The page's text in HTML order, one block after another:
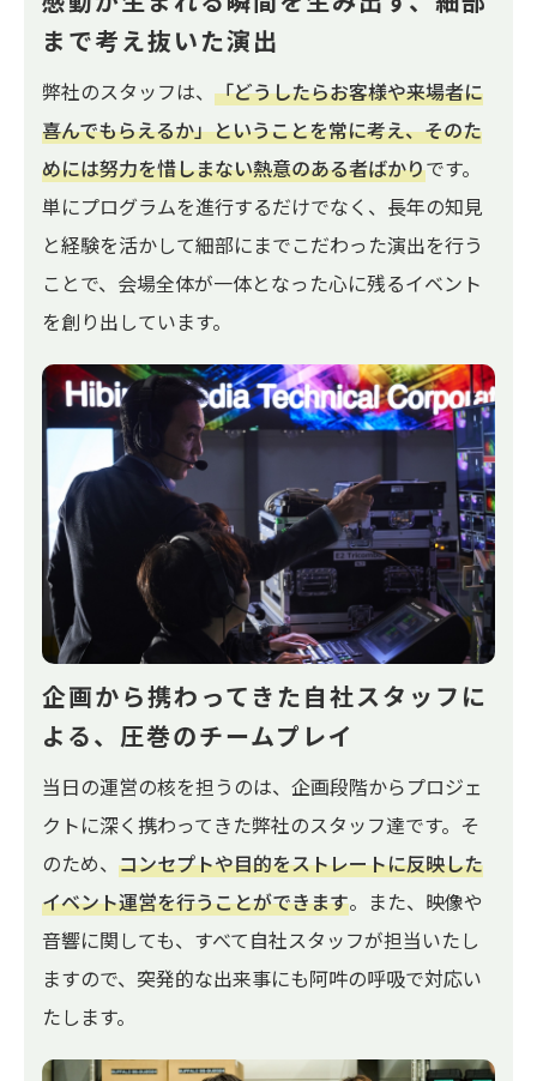
まで考え抜いた演出
弊社のスタッフは、 「どうしたらお客様や来場者に
喜んでもらえるか」ということを常に考え、そのた
めには努力を惜しまない熱意のある者ばかりです。
単にプログラムを進行するだけでなく、長年の知見
と経験を活かして細部にまでこだわった演出を行う
ことで、会場全体が一体となった心に残るイベント
を創り出しています。
企画から携わってきた自社スタッフに
よる、圧巻のチームプレイ
当日の運営の核を担うのは、企画段階からプロジェ
クトに深く携わってきた弊社のスタッフ達です。そ
のため、 コンセプトや目的をストレートに反映した
イベント運営を行うことができます。また、映像や
音響に関しても、すべて自社スタッフが担当いたし
ますので、突発的な出来事にも阿吽の呼吸で対応い
たします。